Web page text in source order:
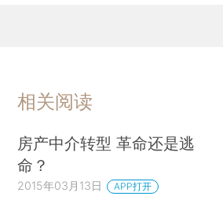
相关阅读
房产中介转型 革命还是逃
命？
2015年03月13日 APP打开